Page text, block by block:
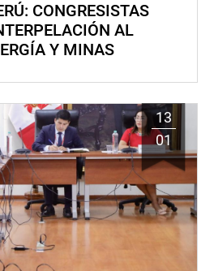
CONGRESISTAS
AL
Y MINAS
13
01